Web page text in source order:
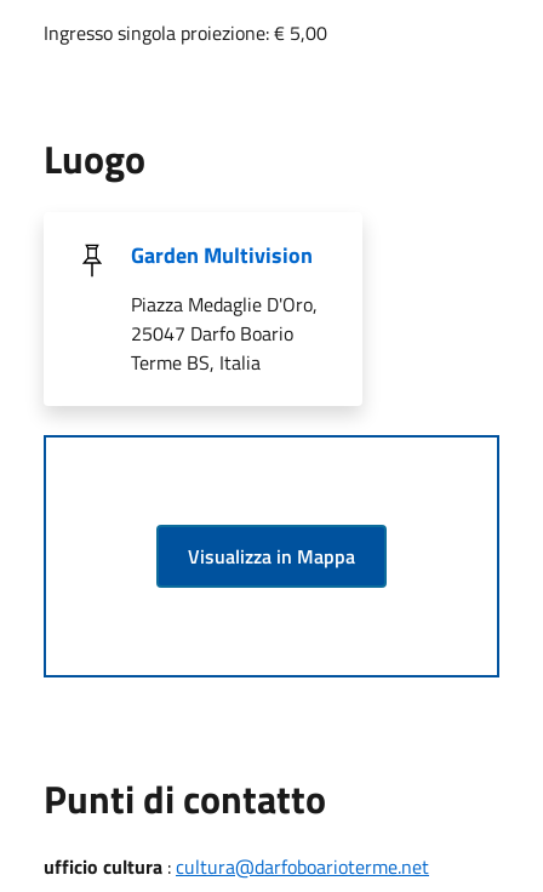
Ingresso singola proiezione: € 5,00
Luogo
Garden Multivision
Piazza Medaglie D'Oro,
25047 Darfo Boario
Terme BS, Italia
Visualizza in Mappa
Punti di contatto
ufficio cultura :cultura@darfoboarioterme.net